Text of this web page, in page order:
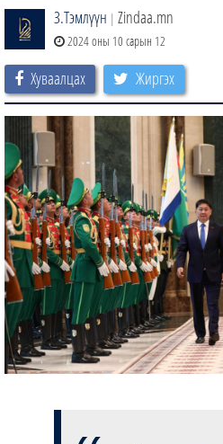
З.Тэмлүүн | Zindaa.mn
2024 оны 10 сарын 12
Хуваалцах Жиргэх